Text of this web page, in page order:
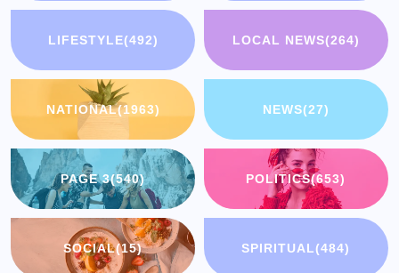
LIFESTYLE(492) LOCAL NEWS(264)
NATIONAL(1963) NEWS(27)
PAGE 3(540) POLITICS(653)
SOCIAL(15) SPIRITUAL(484)